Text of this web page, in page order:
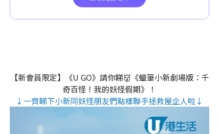
【新會員限定】《U GO》請你睇👹《蠟筆小新劇場版：千
奇百怪！我的妖怪假期》！
↓一齊睇下小新同妖怪朋友們點樣聯手拯救屋企人啦↓